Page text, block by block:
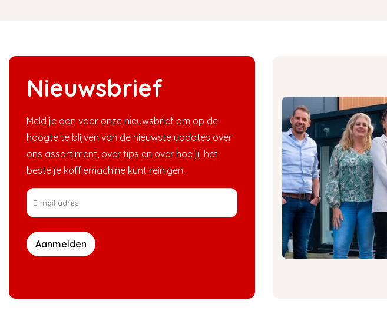
Nieuwsbrief
Meld je aan voor onze nieuwsbrief om op de
hoogte te blijven van de nieuwste updates over
ons assortiment, over tips en over hoe jij het
beste je koffiemachine kunt reinigen.
Aanmelden